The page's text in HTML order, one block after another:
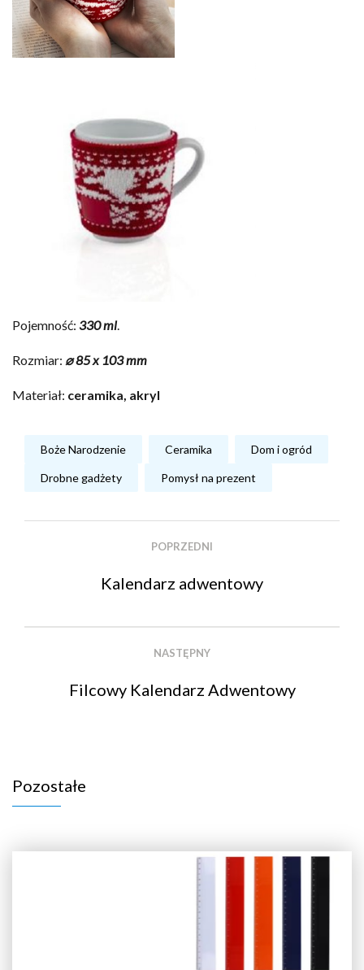
Pojemność: 330 ml.
Rozmiar: ⌀ 85 x 103 mm
Materiał: ceramika, akryl
Boże Narodzenie Ceramika Dom i ogród
Drobne gadżety Pomysł na prezent
POPRZEDNI
Kalendarz adwentowy
NASTĘPNY
Filcowy Kalendarz Adwentowy
Pozostałe